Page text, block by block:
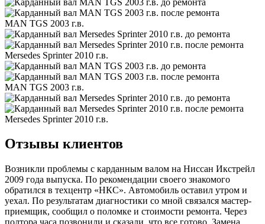
MAN TGS 2003 г.в.
Mersedes Sprinter 2010 г.в.
MAN TGS 2003 г.в.
Mersedes Sprinter 2010 г.в.
Отзывы клиентов
Возникли проблемы с карданным валом на Ниссан Икстрейл
2009 года выпуска. По рекомендации своего знакомого
обратился в техцентр «НКС». Автомобиль оставил утром и
уехал. По результатам диагностики со мной связался мастер-
приемщик, сообщил о поломке и стоимости ремонта. Через